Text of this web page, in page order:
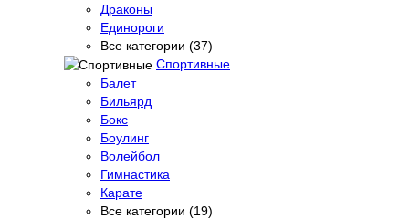
Драконы
Единороги
Все категории (37)
Спортивные
Балет
Бильярд
Бокс
Боулинг
Волейбол
Гимнастика
Карате
Все категории (19)